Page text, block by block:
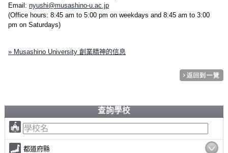
Email: nyushi@musashino-u.ac.jp
(Office hours: 8:45 am to 5:00 pm on weekdays and 8:45 am to 3:00
pm on Saturdays)
» Musashino University 創業精神的信息
查詢學校
都道府縣